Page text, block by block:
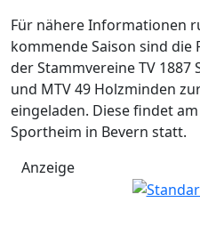
Für nähere Informationen
kommende Saison sind die
der Stammvereine TV
und MTV 49 Holzminden
eingeladen. Diese findet
Sportheim in Bevern statt.
Anzeige